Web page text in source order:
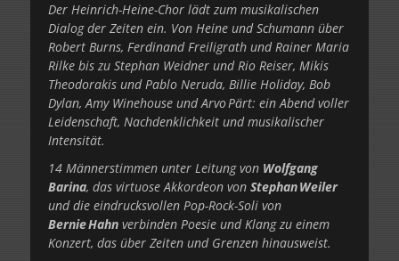
Der Heinrich-Heine-Chor lädt zum musikalischen
Dialog der Zeiten ein. Von Heine und Schumann über
Robert Burns, Ferdinand Freiligrath und Rainer Maria
Rilke bis zu Stephan Weidner und Rio Reiser, Mikis
Theodorakis und Pablo Neruda, Billie Holiday, Bob
Dylan, Amy Winehouse und Arvo Pärt: ein Abend voller
Leidenschaft, Nachdenklichkeit und musikalischer
Intensität.
14 Männerstimmen unter Leitung von Wolfgang
Barina, das virtuose Akkordeon­­ von Stephan Weiler
und die eindrucksvollen Pop-Rock-Soli von
Bernie Hahn verbinden Poesie und Klang zu einem
Konzert, das über Zeiten und Grenzen hinausweist.